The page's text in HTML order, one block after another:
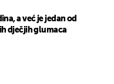
a već je jedan od
dječjih glumaca